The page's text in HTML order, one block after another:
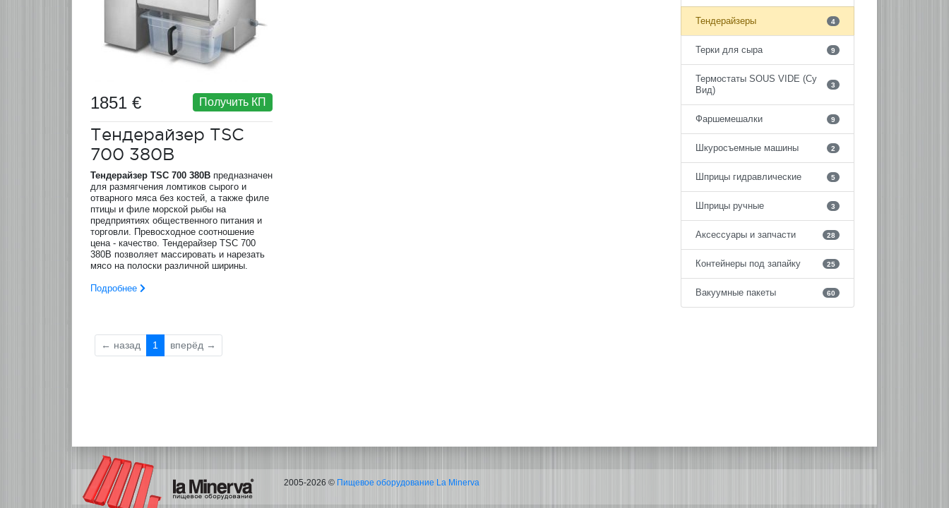
1851 € Получить КП
Тендерайзер TSC
700 380В
Тендерайзер TSC 700 380В предназначен
для размягчения ломтиков сырого и
отварного мяса без костей, а также филе
птицы и филе морской рыбы на
предприятиях общественного питания и
торговли. Превосходное соотношение
цена - качество. Тендерайзер TSC 700
380В позволяет массировать и нарезать
мясо на полоски различной ширины.
Подробнее
← назад 1 вперёд →
Тендерайзеры 4
Терки для сыра 9
Термостаты SOUS VIDE (Су
Вид)
3
Фаршемешалки 9
Шкуросъемные машины 2
Шприцы гидравлические 5
Шприцы ручные 3
Аксессуары и запчасти 28
Контейнеры под запайку 25
Вакуумные пакеты 60
2005-2026 © Пищевое оборудование La Minerva